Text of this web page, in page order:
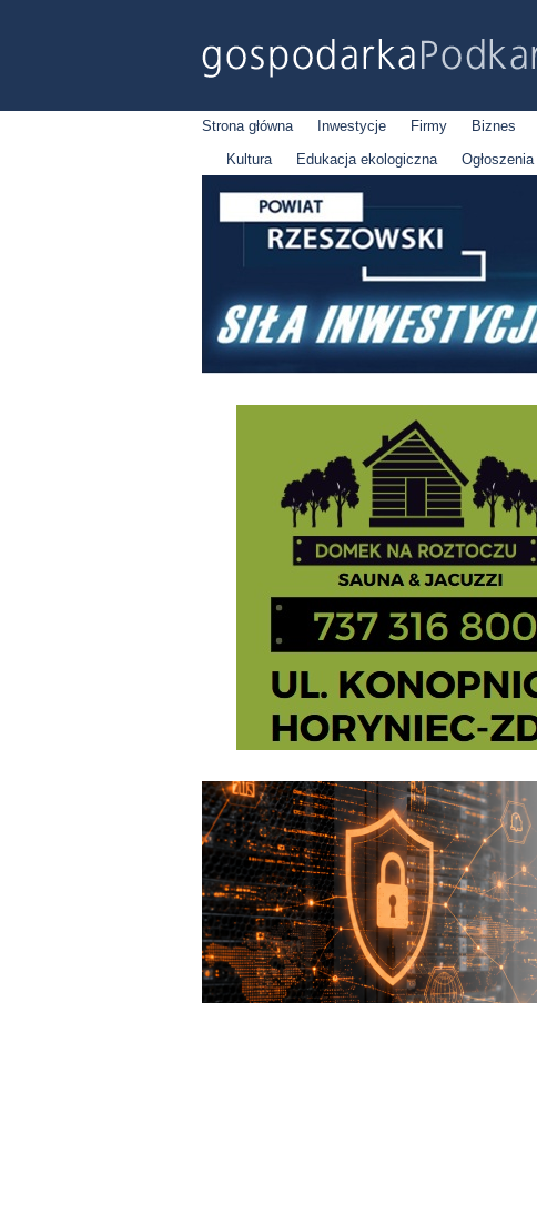
Strona główna Inwestycje Firmy Biznes
Kultura
Edukacja ekologiczna Ogłoszenia